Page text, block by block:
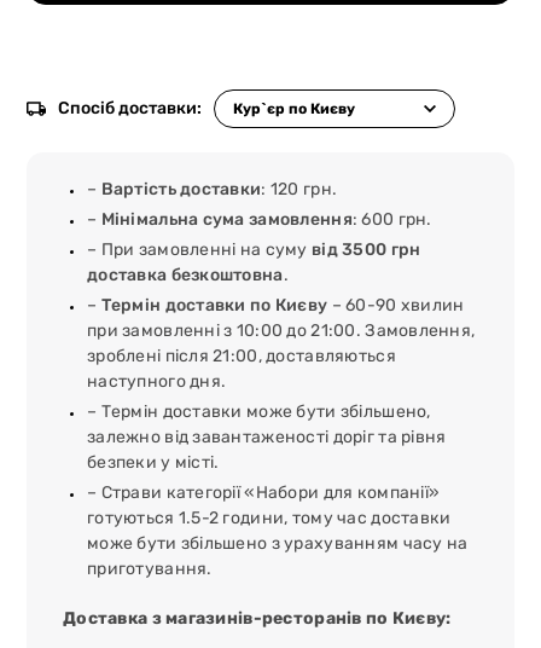
Спосіб доставки:
– Вартість доставки: 120 грн.
– Мінімальна сума замовлення: 600 грн.
– При замовленні на суму від 3500 грн
доставка безкоштовна.
– Термін доставки по Києву – 60-90 хвилин
при замовленні з 10:00 до 21:00. Замовлення,
зроблені після 21:00, доставляються
наступного дня.
– Термін доставки може бути збільшено,
залежно від завантаженості доріг та рівня
безпеки у місті.
– Страви категорії «Набори для компанії»
готуються 1.5-2 години, тому час доставки
може бути збільшено з урахуванням часу на
приготування.
Доставка з магазинів-ресторанів по Києву: